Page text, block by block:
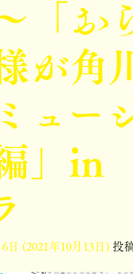
お
が角
ュー
」
日 (2021年10月13日) 投